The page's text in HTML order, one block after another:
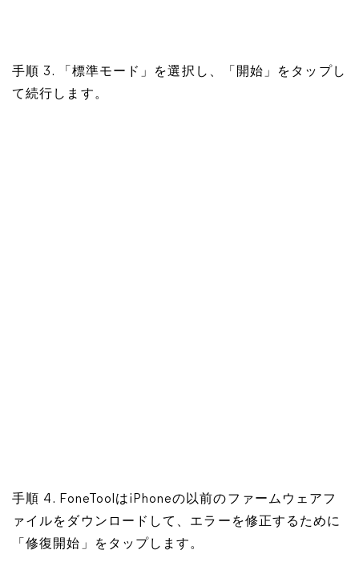
手順 3. 「標準モード」を選択し、「開始」をタップし
て続行します。
手順 4. FoneToolはiPhoneの以前のファームウェアフ
ァイルをダウンロードして、エラーを修正するために
「修復開始」をタップします。